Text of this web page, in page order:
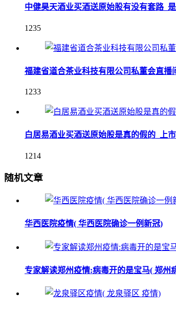
中健昊天酒业买酒送原始股有没有套路_
1235
福建省道合茶业科技有限公司私董会直
1233
白居易酒业买酒送原始股是真的假的_上
1214
随机文章
华西医院疫情( 华西医院确诊一例新冠)
专家解读郑州疫情:病毒开的是宝马( 郑州